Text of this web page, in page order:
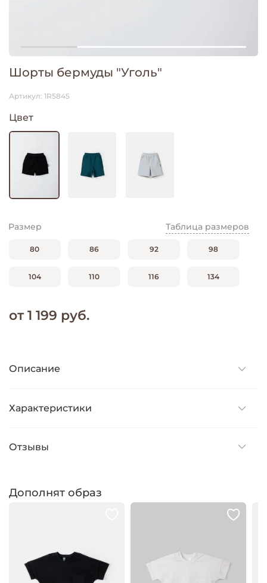
Шорты бермуды "Уголь"
Артикул: 1R5845
Цвет
Таблица размеров
Размер
80 86 92 98
104 110 116 134
от 1 199 руб.
Описание
Характеристики
Отзывы
Дополнят образ